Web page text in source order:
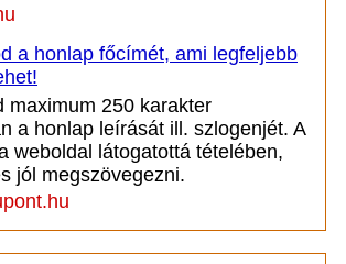
a honlap főcímét, ami legfeljebb
250 karakter
a honlap leírását ill. szlogenjét. A
weboldal látogatottá tételében,
jól megszövegezni.